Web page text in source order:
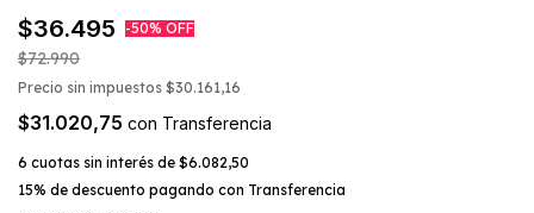
$36.495 -50% OFF
$72.990
Precio sin impuestos $30.161,16
$31.020,75 con Transferencia
6 cuotas sin interés de $6.082,50
15% de descuento pagando con Transferencia